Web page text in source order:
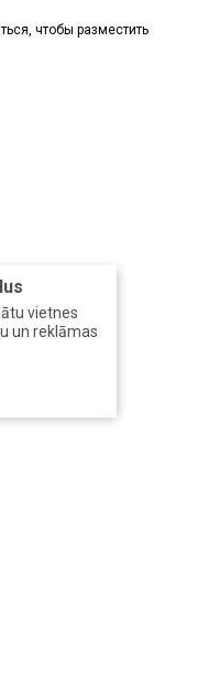
vietnes
un reklāmas
чтобы разместить